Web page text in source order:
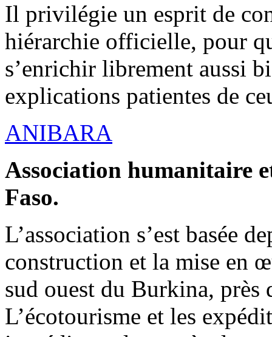
Il privilégie un esprit de
hiérarchie officielle, pour
s’enrichir librement aussi
explications patientes de
ANIBARA
Association humanitaire
Faso.
L’association s’est basée
construction et la mise en
sud ouest du Burkina,
L’écotourisme et les